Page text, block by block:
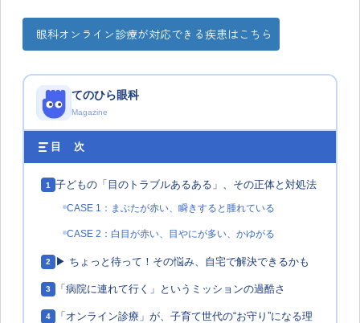
眼科オンライン診療が対応できる疾患はこちら
てのひら眼科
Magazine
目 次
1 子どもの「目のトラブルあるある」、その正体と対処法
CASE 1：まぶたが赤い、瞬きすると腫れている
CASE 2：白目が赤い、目やにが多い、かゆがる
2 ▶︎ ちょっと待って！その悩み、自宅で解決できるかも
3 「病院に連れて行く」というミッションの過酷さ
4
「オンライン診療」が、子育て世代の“お守り”になる理